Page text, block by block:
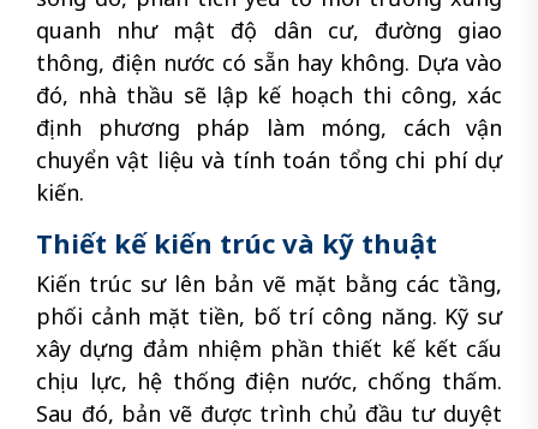
quanh như mật độ dân cư, đường giao
thông, điện nước có sẵn hay không. Dựa vào
đó, nhà thầu sẽ lập kế hoạch thi công, xác
định phương pháp làm móng, cách vận
chuyển vật liệu và tính toán tổng chi phí dự
kiến.
Thiết kế kiến trúc và kỹ thuật
Kiến trúc sư lên bản vẽ mặt bằng các tầng,
phối cảnh mặt tiền, bố trí công năng. Kỹ sư
xây dựng đảm nhiệm phần thiết kế kết cấu
chịu lực, hệ thống điện nước, chống thấm.
Sau đó, bản vẽ được trình chủ đầu tư duyệt